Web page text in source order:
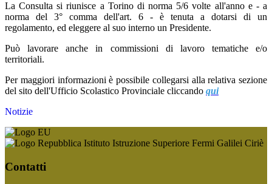
La Consulta si riunisce a Torino di norma 5/6 volte all'anno e - a
norma del 3° comma dell'art. 6 - è tenuta a dotarsi di un
regolamento, ed eleggere al suo interno un Presidente.
Può lavorare anche in commissioni di lavoro tematiche e/o
territoriali.
Per maggiori informazioni è possibile collegarsi alla relativa sezione
del sito dell'Ufficio Scolastico Provinciale cliccando qui
Notizie
Istituto Istruzione Superiore Fermi Galilei Ciriè
Contatti